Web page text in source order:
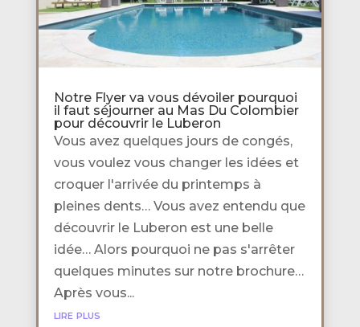
Notre Flyer va vous dévoiler pourquoi
il faut séjourner au Mas Du Colombier
pour découvrir le Luberon
Vous avez quelques jours de congés,
vous voulez vous changer les idées et
croquer l'arrivée du printemps à
pleines dents… Vous avez entendu que
découvrir le Luberon est une belle
idée… Alors pourquoi ne pas s'arrêter
quelques minutes sur notre brochure…
Après vous...
lire plus